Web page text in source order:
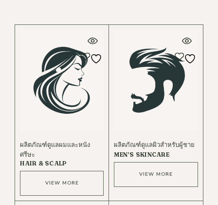
HAIR & SCALP
ผลิตภัณฑ์ดูแลผมและหนัง
ศรีษะ
VIEW MORE
MEN’S SKINCARE
ผลิตภัณฑ์ดูแลผิวสำหรับผู้ชาย
VIEW MORE